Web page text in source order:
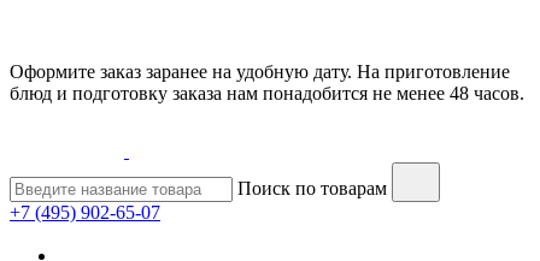
Оформите заказ заранее на удобную дату. На приготовление
блюд и подготовку заказа нам понадобится не менее 48 часов.
Поиск по товарам
+7 (495) 902-65-07